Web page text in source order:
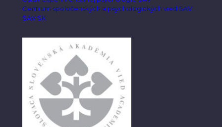
Centrum spoločenských a psychologických vied SAV
SAV SK